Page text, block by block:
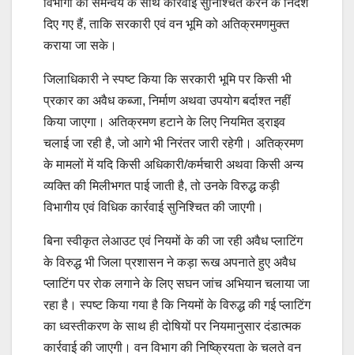
दिए गए हैं, ताकि सरकारी एवं वन भूमि को अतिक्रमणमुक्त
कराया जा सके।
जिलाधिकारी ने स्पष्ट किया कि सरकारी भूमि पर किसी भी
प्रकार का अवैध कब्जा, निर्माण अथवा उपयोग बर्दाश्त नहीं
किया जाएगा। अतिक्रमण हटाने के लिए नियमित ड्राइव
चलाई जा रही है, जो आगे भी निरंतर जारी रहेगी। अतिक्रमण
के मामलों में यदि किसी अधिकारी/कर्मचारी अथवा किसी अन्य
व्यक्ति की मिलीभगत पाई जाती है, तो उनके विरुद्ध कड़ी
विभागीय एवं विधिक कार्रवाई सुनिश्चित की जाएगी।
बिना स्वीकृत लेआउट एवं नियमों के की जा रही अवैध प्लाटिंग
के विरुद्ध भी जिला प्रशासन ने कड़ा रूख अपनाते हुए अवैध
प्लाटिंग पर रोक लगाने के लिए सघन जांच अभियान चलाया जा
रहा है। स्पष्ट किया गया है कि नियमों के विरुद्ध की गई प्लाटिंग
का ध्वस्तीकरण के साथ ही दोषियों पर नियमानुसार दंडात्मक
कार्रवाई की जाएगी। वन विभाग की निष्क्रियता के चलते वन